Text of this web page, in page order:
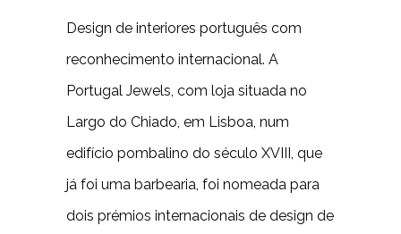
Design de interiores português com
reconhecimento internacional. A
Portugal Jewels, com loja situada no
Largo do Chiado, em Lisboa, num
edifício pombalino do século XVIII, que
já foi uma barbearia, foi nomeada para
dois prémios internacionais de design de